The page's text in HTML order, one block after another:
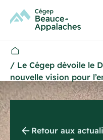
/ Le Cégep dévoile le
nouvelle vision pour
Retour aux